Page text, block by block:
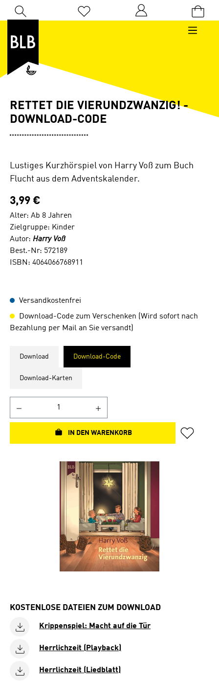
Zum Hauptinhalt springen
Du hast 0 Produkte auf dem Merkzettel
RETTET DIE VIERUNDZWANZIG! -
DOWNLOAD-CODE
Lustiges Kurzhörspiel von Harry Voß zum Buch
Flucht aus dem Adventskalender.
3,99 €
Alter: Ab 8 Jahren
Zielgruppe: Kinder
Autor: Harry Voß
Best.-Nr: 572189
ISBN: 4064066768911
Versandkostenfrei
Download-Code zum Verschenken (Wird sofort nach
Bezahlung per Mail an Sie versandt)
Download Download-Code
Download-Karten
IN DEN WARENKORB
Bildergalerie überspringen
KOSTENLOSE DATEIEN ZUM DOWNLOAD
Krippenspiel: Macht auf die Tür
Herrlichzeit (Playback)
Herrlichzeit (Liedblatt)